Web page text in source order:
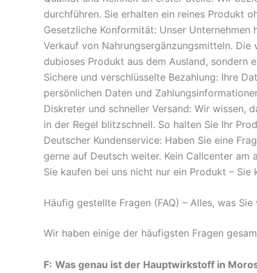
durchführen. Sie erhalten ein reines Produkt
Gesetzliche Konformität: Unser
Verkauf von Nahrungsergänzungsmitteln.
dubioses Produkt aus dem Ausland, sondern
Sichere und verschlüsselte Bezahlung: Ihre
persönlichen Daten und
Diskreter und schneller Versand: Wir wissen,
in der Regel blitzschnell. So halten Sie Ihr
Deutscher Kundenservice: Haben Sie eine
gerne auf Deutsch weiter. Kein Callcenter am
Sie kaufen bei uns nicht nur ein Produkt –
Häufig gestellte Fragen (FAQ) – Alles, was Sie
Wir haben einige der häufigsten Fragen
F: Was genau ist der Hauptwirkstoff in